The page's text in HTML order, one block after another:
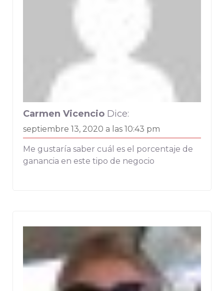
Carmen Vicencio Dice:
septiembre 13, 2020 a las 10:43 pm
Me gustaría saber cuál es el porcentaje de
ganancia en este tipo de negocio